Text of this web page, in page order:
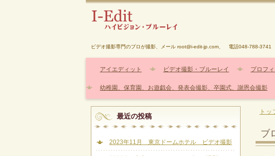
ビデオ撮影専門のプロが撮影、メール root@i-edit-jp.com、 電話048-788-3741
アイエディット ビデオ撮影・ブルーレイ プロフ
幼稚園、保育園、お遊戯会、発表会撮影、卒園式、謝恩会撮影
トッ
ブ
最近の投稿
2023年11月 東京ドームホテル ビデオ撮影